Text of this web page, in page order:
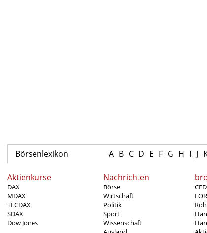
Börsenlexikon A B C D E F G H I J
Aktienkurse
DAX
MDAX
TECDAX
SDAX
Dow Jones
Nachrichten
Börse
Wirtschaft
Politik
Sport
Wissenschaft
CFD